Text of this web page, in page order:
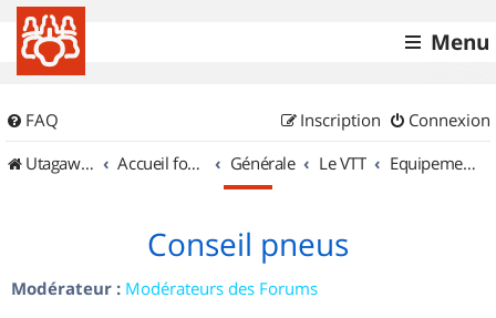
Menu
FAQ Connexion
Inscription
UtagawaVTT (Randos VTT et VTTAE avec traces GPS)
Accueil forum Générale Le VTT Equipements et Accessoires
Conseil pneus
Modérateur : Modérateurs des Forums